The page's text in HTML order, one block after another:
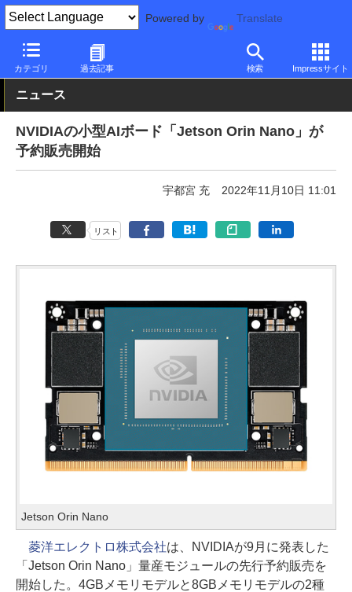
Powered by Translate
カテゴリ 過去記事 検索 Impressサイト
PC Watch 半導体/周辺機器
ニュース
NVIDIAの小型AIボード「Jetson Orin Nano」が
予約販売開始
宇都宮 充 2022年11月10日 11:01
リスト
Jetson Orin Nano
菱洋エレクトロ株式会社は、NVIDIAが9月に発表した
「Jetson Orin Nano」量産モジュールの先行予約販売を
開始した。4GBメモリモデルと8GBメモリモデルの2種